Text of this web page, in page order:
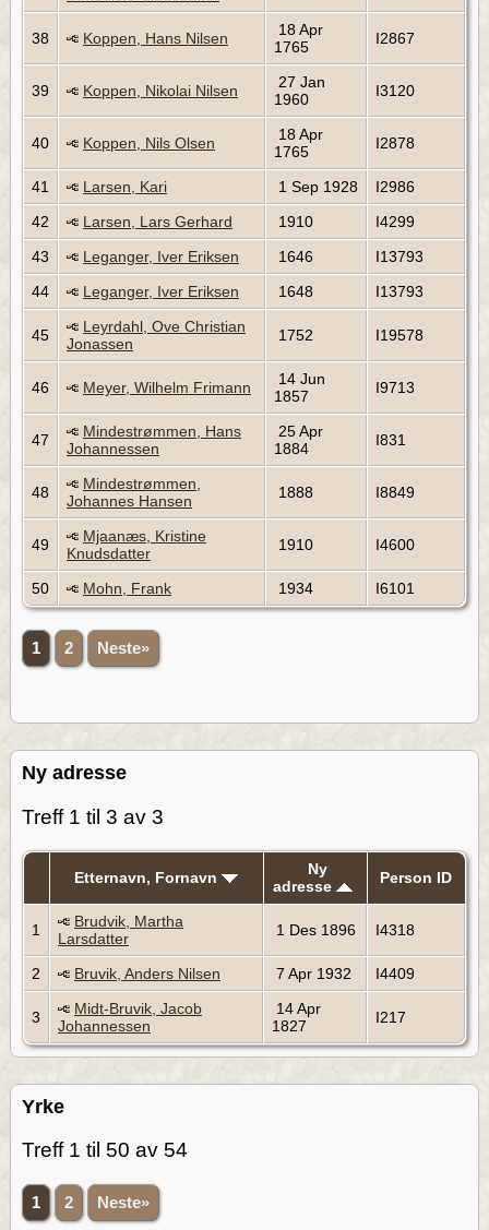
38 Koppen, Hans Nilsen
18 Apr
1765
I2867
39 Koppen, Nikolai Nilsen
27 Jan
1960
I3120
40 Koppen, Nils Olsen
18 Apr
1765
I2878
41 Larsen, Kari 1 Sep 1928
I2986
42
Larsen, Lars Gerhard 1910
I4299
43
Leganger, Iver Eriksen 1646
I13793
44
Leganger, Iver Eriksen 1648 I13793
45
Leyrdahl, Ove Christian
Jonassen
1752 I19578
46 Meyer, Wilhelm Frimann
14 Jun
1857
I9713
47
Mindestrømmen, Hans
Johannessen
25 Apr
1884
I831
48
Mindestrømmen,
Johannes Hansen
1888 I8849
49
Mjaanæs, Kristine
Knudsdatter
1910 I4600
50 Mohn, Frank 1934 I6101
1 2 Neste»
Ny adresse
Treff 1 til 3 av 3
Etternavn, Fornavn
Ny
adresse
Person ID
1
Brudvik, Martha
Larsdatter
1 Des 1896 I4318
2 Bruvik, Anders Nilsen 7 Apr 1932 I4409
3
Midt-Bruvik, Jacob
Johannessen
14 Apr
1827
I217
Yrke
Treff 1 til 50 av 54
1 2 Neste»